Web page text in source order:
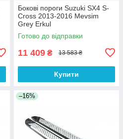
Бокові пороги Suzuki SX4 S-
Cross 2013-2016 Mevsim
Grey Erkul
Готово до відправки
11 409 ₴ 13 583 ₴
Купити
–16%